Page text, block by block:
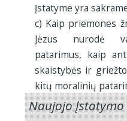
Įstatyme yra
c) Kaip priemones
Jėzus nurodė
patarimus, kaip
skaistybės ir
kitų moralinių
Naujojo